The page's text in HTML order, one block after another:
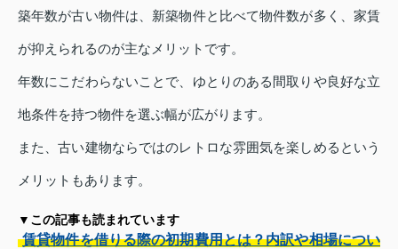
築年数が古い物件は、新築物件と比べて物件数が多く、家賃
が抑えられるのが主なメリットです。
年数にこだわらないことで、ゆとりのある間取りや良好な立
地条件を持つ物件を選ぶ幅が広がります。
また、古い建物ならではのレトロな雰囲気を楽しめるという
メリットもあります。
▼この記事も読まれています
賃貸物件を借りる際の初期費用とは？内訳や相場につい